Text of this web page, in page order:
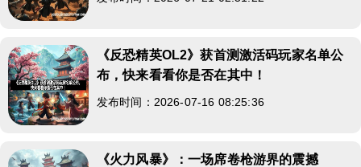
《反恐精英OL2》获首测激活码玩家名单公
布，快来看看你是否在其中！
发布时间：2026-07-16 08:25:36
《火力风暴》：一场席卷枪游界的震撼